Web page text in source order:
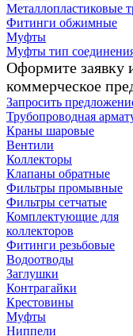
Металлопластиковые
Фитинги обжимные
Муфты
Муфты тип
Оформите
коммерческое
Запросить
Трубопроводная
Краны шаровые
Вентили
Коллекторы
Клапаны обратные
Фильтры промывные
Фильтры сетчатые
Комплектующие для
коллекторов
Фитинги резьбовые
Водоотводы
Заглушки
Контрагайки
Крестовины
Муфты
Ниппели